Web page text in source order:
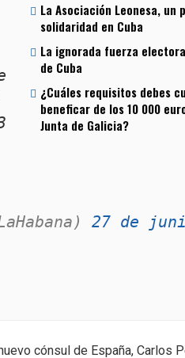
La Asociación Leonesa, un
solidaridad en Cuba
La ignorada fuerza
de Cuba
¿Cuáles requisitos debes
beneficar de los 10 000
Junta de Galicia?
27 de
cónsul de España, Carlos